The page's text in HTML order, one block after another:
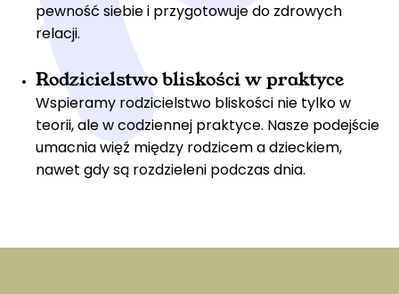
pewność siebie i przygotowuje do zdrowych
relacji.
Rodzicielstwo bliskości w praktyce
Wspieramy rodzicielstwo bliskości nie tylko w
teorii, ale w codziennej praktyce. Nasze podejście
umacnia więź między rodzicem a dzieckiem,
nawet gdy są rozdzieleni podczas dnia.